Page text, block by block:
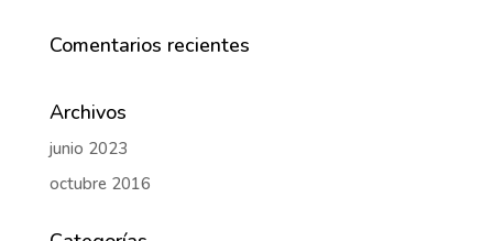
Comentarios recientes
Archivos
junio 2023
octubre 2016